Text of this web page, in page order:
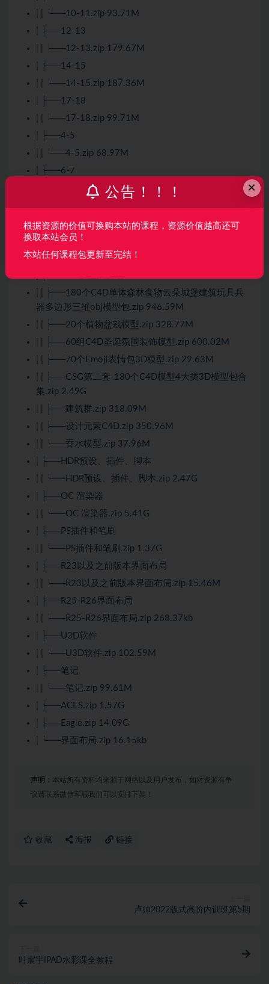
| | └──10-11.zip 93.71M
| ├──12-13
| | └──12-13.zip 179.67M
| ├──14-15
| | └──14-15.zip 187.36M
| ├──17-18
| | └──17-18.zip 99.71M
| ├──4-5
| | └──4-5.zip 68.97M
| ├──6-7
| | └──6-7.zip 52.62M
| | └──8-9.zip 154.69M
| ├──C4D Mac+Win 软件安装
| | └──C4D Mac+Win 软件安装.zip 6.48G
| | ├──180个C4D单体森林食物云朵城堡建筑玩具兵
器多边形三维obj模型包.zip 946.59M
| | ├──20个植物盆栽模型.zip 328.77M
| | ├──60组C4D圣诞氛围装饰模型.zip 600.02M
| | ├──70个Emoji表情包3D模型.zip 29.63M
| | ├──GSG第二套-180个C4D模型4大类3D模型包合
集.zip 2.49G
| | ├──建筑群.zip 318.09M
| | ├──设计元素C4D.zip 350.96M
| | └──香水模型.zip 37.96M
| ├──HDR预设、插件、脚本
| | └──HDR预设、插件、脚本.zip 2.47G
| ├──OC 渲染器
| | └──OC 渲染器.zip 5.41G
| ├──PS插件和笔刷
| | └──PS插件和笔刷.zip 1.37G
| ├──R23以及之前版本界面布局
| | └──R23以及之前版本界面布局.zip 15.46M
| ├──R25-R26界面布局
| | └──R25-R26界面布局.zip 268.37kb
| ├──U3D软件
| | └──U3D软件.zip 102.59M
| ├──笔记
| | └──笔记.zip 99.61M
| ├──ACES.zip 1.57G
| ├──Eagle.zip 14.09G
| └──界面布局.zip 16.15kb
声明： 本站所有资料均来源于网络以及用户发布，如对资源有争
议请联系微信客服我们可以安排下架！
收藏 海报 链接
卢帅2022版式高阶内训班第5期
叶宸宇IPAD水彩课全教程
×
公告！！！
根据资源的价值可换购本站的课程，资源价值越高还可
换取本站会员！
本站任何课程包更新至完结！